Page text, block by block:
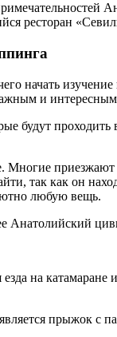
ресторан
начать
и
будут
так как он
любую вещь.
на
прыжок